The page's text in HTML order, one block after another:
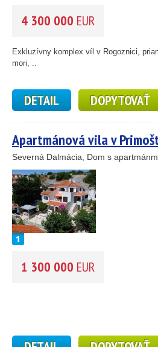
4 300 000 EUR
Exkluzívny komplex víl v Rogoznici,
mori, ..
DETAIL DOPYTOVAŤ
Apartmánová vila v
Severná Dalmácia, Dom s
1 300 000 EUR